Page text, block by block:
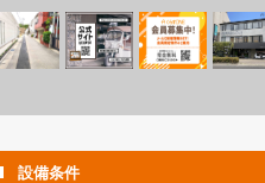
設備条件